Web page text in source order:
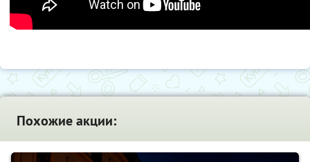
Похожие акции: